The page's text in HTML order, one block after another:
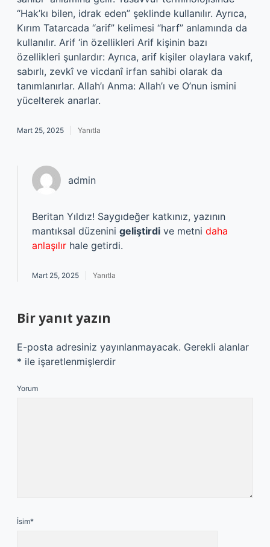
“Hak’kı bilen, idrak eden” şeklinde kullanılır. Ayrıca,
Kırım Tatarcada “arif” kelimesi “harf” anlamında da
kullanılır. Arif ‘in özellikleri Arif kişinin bazı
özellikleri şunlardır: Ayrıca, arif kişiler olaylara vakıf,
sabırlı, zevkî ve vicdanî irfan sahibi olarak da
tanımlanırlar. Allah’ı Anma: Allah’ı ve O’nun ismini
yücelterek anarlar.
Mart 25, 2025 Yanıtla
admin
Beritan Yıldız! Saygıdeğer katkınız, yazının
mantıksal düzenini geliştirdi ve metni daha
anlaşılır hale getirdi.
Mart 25, 2025 Yanıtla
Bir yanıt yazın
E-posta adresiniz yayınlanmayacak. Gerekli alanlar
* ile işaretlenmişlerdir
Yorum
İsim*